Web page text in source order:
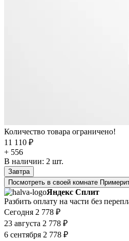
Количество товара ограничено!
11 110 ₽
+ 556
В наличии: 2 шт.
Завтра
Посмотреть в своей комнате
Яндекс Сплит
Разбить оплату на части без
Сегодня 2 778 ₽
23 августа 2 778 ₽
6 сентября 2 778 ₽